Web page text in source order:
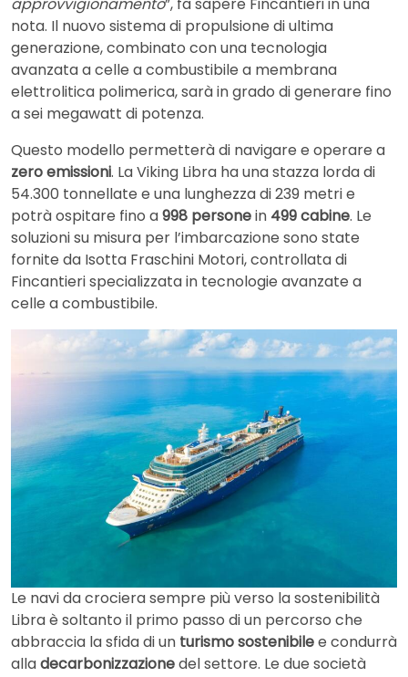
nota. Il nuovo sistema di propulsione di ultima
generazione, combinato con una tecnologia
avanzata a celle a combustibile a membrana
elettrolitica polimerica, sarà in grado di generare fino
a sei megawatt di potenza.
Questo modello permetterà di navigare e operare a
zero emissioni. La Viking Libra ha una stazza lorda di
54.300 tonnellate e una lunghezza di 239 metri e
potrà ospitare fino a998 personein 499 cabine. Le
soluzioni su misura per l’imbarcazione sono state
fornite da Isotta Fraschini Motori, controllata di
Fincantieri specializzata in tecnologie avanzate a
celle a combustibile.
Le navi da crociera sempre più verso la sostenibilità
Libra è soltanto il primo passo di un percorso che
abbraccia la sfida di un turismo sostenibilee condurrà
alladecarbonizzazionedel settore. Le due società